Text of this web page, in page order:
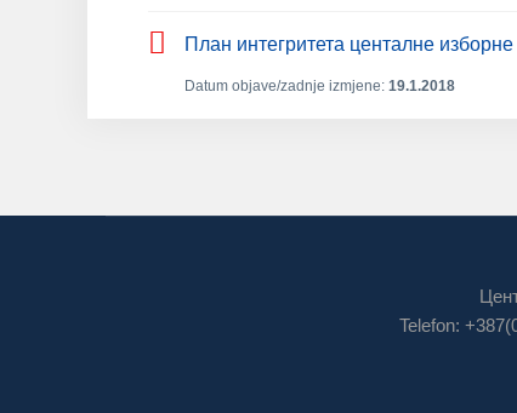
План интегритета центалне
Datum objave/zadnje izmjene: 19.1.2018
Telefon: